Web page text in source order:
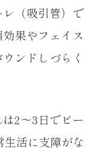
（吸引管）で
果やフェイス
ンドしづらく
2〜3日でピー
活に支障がな